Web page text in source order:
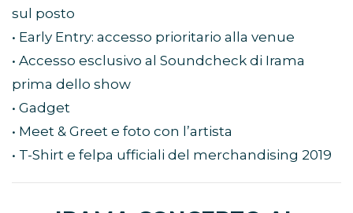
sul posto
• Early Entry: accesso prioritario alla venue
• Accesso esclusivo al Soundcheck di Irama
prima dello show
• Gadget
• Meet & Greet e foto con l’artista
• T-Shirt e felpa ufficiali del merchandising 2019